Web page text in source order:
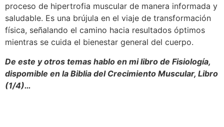
proceso de hipertrofia muscular de manera informada y
saludable. Es una brújula en el viaje de transformación
física, señalando el camino hacia resultados óptimos
mientras se cuida el bienestar general del cuerpo.
De este y otros temas hablo en mi libro de Fisiología,
dispomible en la Biblia del Crecimiento Muscular, Libro
(1/4)…